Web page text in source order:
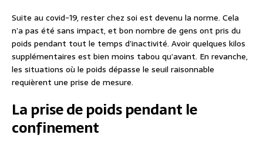
Suite au covid-19, rester chez soi est devenu la norme. Cela
n’a pas été sans impact, et bon nombre de gens ont pris du
poids pendant tout le temps d’inactivité. Avoir quelques kilos
supplémentaires est bien moins tabou qu’avant. En revanche,
les situations où le poids dépasse le seuil raisonnable
requièrent une prise de mesure.
La prise de poids pendant le
confinement